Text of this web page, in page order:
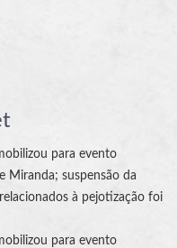
para evento
Miranda; suspensão da
à pejotização foi
para evento